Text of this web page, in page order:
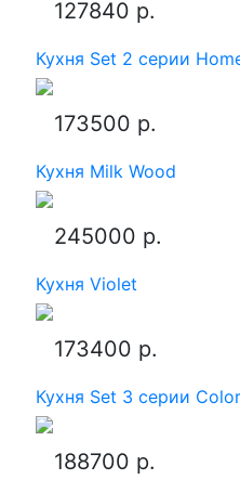
127840 р.
Кухня Set 2 серии
173500 р.
Кухня Milk Wood
245000 р.
Кухня Violet
173400 р.
Кухня Set 3 серии
188700 р.